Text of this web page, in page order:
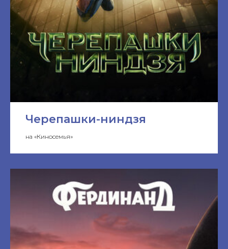
Черепашки-ниндзя
на «Киносемья»